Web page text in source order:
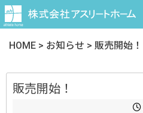
HOME > お知らせ > 販売開始！
販売開始！